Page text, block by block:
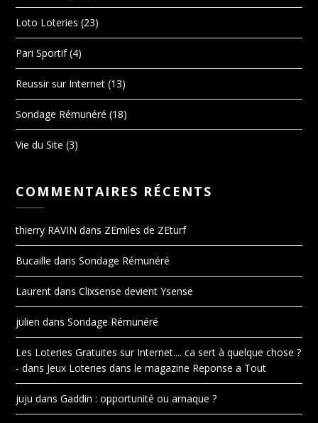
Loto Loteries (23)
Pari Sportif(4)
Reussir sur Internet (13)
Sondage Rémunéré (18)
Vie du Site (3)
COMMENTAIRES RÉCENTS
thierry RAVIN dans ZEmiles de ZEturf
Bucaille dansSondage Rémunéré
Laurent dansClixsense devient Ysense
julien dansSondage Rémunéré
Les Loteries Gratuites sur Internet.... ca sert à quelque chose ?
- dans Jeux Loteries dans le magazine Reponse a Tout
juju dansGaddin : opportunité ou arnaque ?